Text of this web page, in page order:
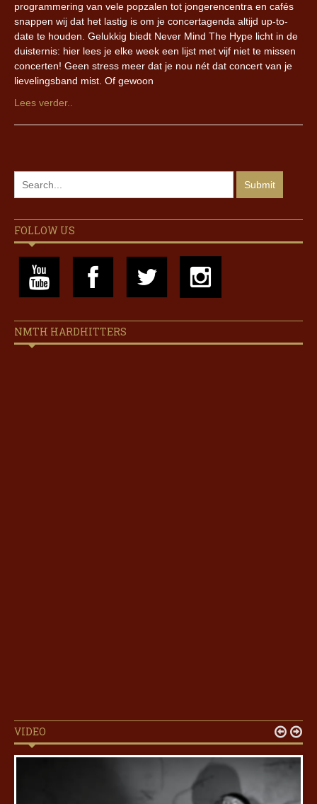
programmering van vele popzalen tot jongerencentra en cafés
snappen wij dat het lastig is om je concertagenda altijd up-to-
date te houden. Gelukkig biedt Never Mind The Hype licht in de
duisternis: hier lees je elke week een lijst met vijf niet te missen
concerten! Geen stress meer dat je nou nét dat concert van je
lievelingsband mist. Of gewoon
Lees verder..
FOLLOW US
NMTH HARDHITTERS
VIDEO  